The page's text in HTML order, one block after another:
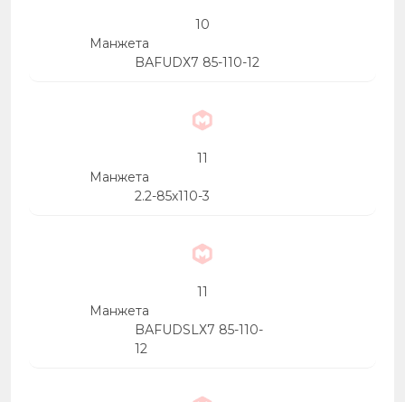
10
Манжета
BАFUDХ7 85-110-12
11
Манжета
2.2-85х110-3
11
Манжета
BАFUDSLХ7 85-110-
12